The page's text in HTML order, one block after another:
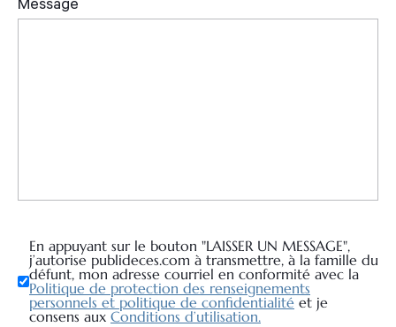
En appuyant sur le bouton "LAISSER UN MESSAGE",
j’autorise publideces.com à transmettre, à la famille du
défunt, mon adresse courriel en conformité avec la
Politique de protection des renseignements
personnels et politique de confidentialité et je
consens aux Conditions d’utilisation.